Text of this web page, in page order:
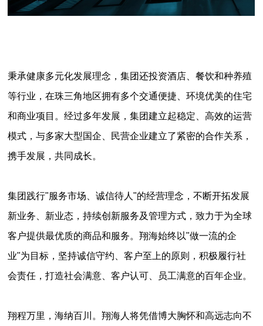
秉承健康多元化发展理念，集团还投资酒店、餐饮和种养殖
等行业，在珠三角地区拥有多个交通便捷、环境优美的住宅
和商业项目。经过多年发展，集团建立起稳定、高效的运营
模式，与多家大型国企、民营企业建立了紧密的合作关系，
携手发展，共同成长。
集团践行"服务市场、诚信待人"的经营理念，不断开拓发展
新业务、新业态，持续创新服务及管理方式，致力于为全球
客户提供最优质的商品和服务。翔海始终以"做一流的企
业"为目标，坚持诚信守约、客户至上的原则，积极履行社
会责任，打造社会满意、客户认可、员工满意的百年企业。
翔程万里，海纳百川。翔海人将凭借博大胸怀和高远志向不